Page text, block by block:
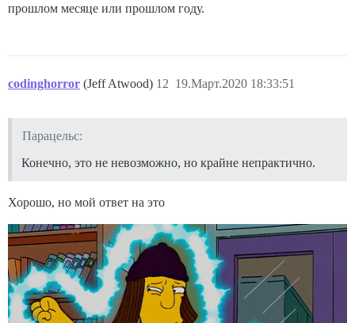
прошлом месяце или прошлом году.
codinghorror (Jeff Atwood) 19.Март.2020 18:33:51
12
Парацельс:
Конечно, это не невозможно, но крайне непрактично.
Хорошо, но мой ответ на это